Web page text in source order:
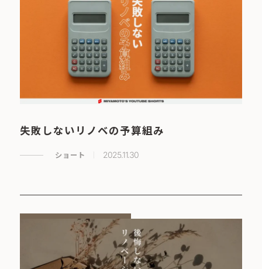
失敗しないリノベの予算組み
ショート 2025.11.30